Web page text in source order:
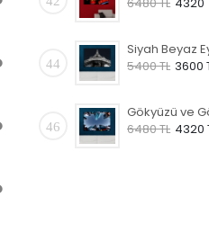
6480 TL 4320
44
5400 TL 3600
46
6480 TL 4320